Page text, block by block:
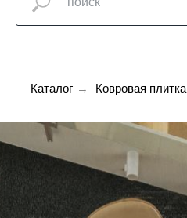
Каталог → Ковровая плитка